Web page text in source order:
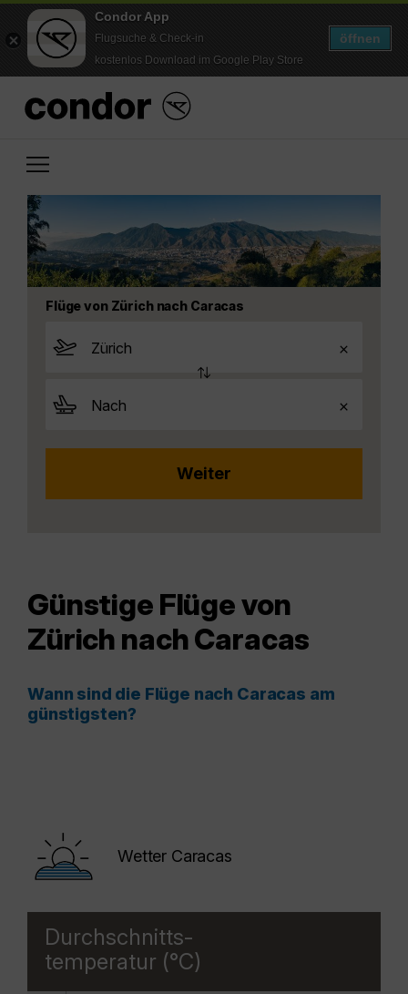
Condor App
Flugsuche & Check-in
kostenlos Download im Google Play Store
öffnen
Flüge von Zürich nach Caracas
Günstige Flüge von
Zürich nach Caracas
Wann sind die Flüge nach Caracas am
günstigsten?
Wetter Caracas
Durchschnitts-
temperatur (°C)